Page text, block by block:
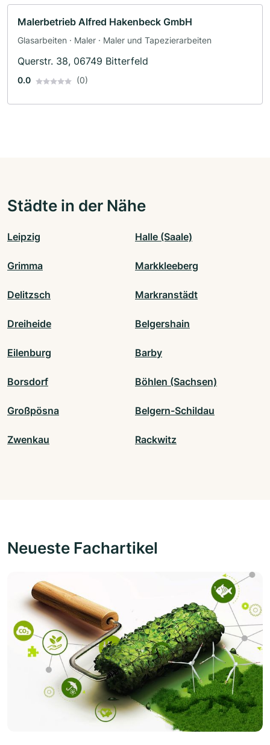
Malerbetrieb Alfred Hakenbeck GmbH
Glasarbeiten · Maler · Maler und Tapezierarbeiten
Querstr. 38, 06749 Bitterfeld
0.0 (0)
Städte in der Nähe
Leipzig Halle (Saale)
Grimma Markkleeberg
Delitzsch Markranstädt
Dreiheide Belgershain
Eilenburg Barby
Borsdorf Böhlen (Sachsen)
Großpösna Belgern-Schildau
Zwenkau Rackwitz
Neueste Fachartikel